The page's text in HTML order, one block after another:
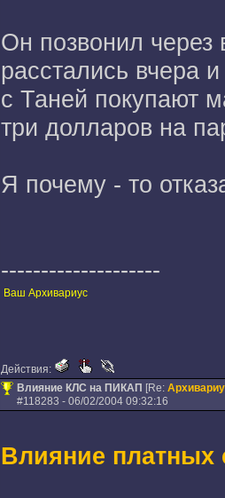
Он позвонил через
расстались вчера
с Таней покупают
три долларов на
Я почему - то
--------------------
Ваш Архивариус
Действия:
Влияние КЛС на ПИКАП [Re:
#118283 - 06/02/2004 09:32:16
Влияние платных